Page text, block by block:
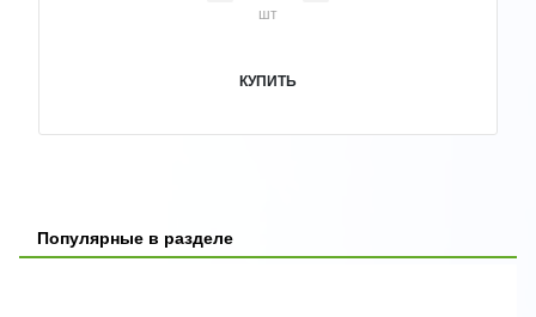
шт
КУПИТЬ
Популярные в разделе